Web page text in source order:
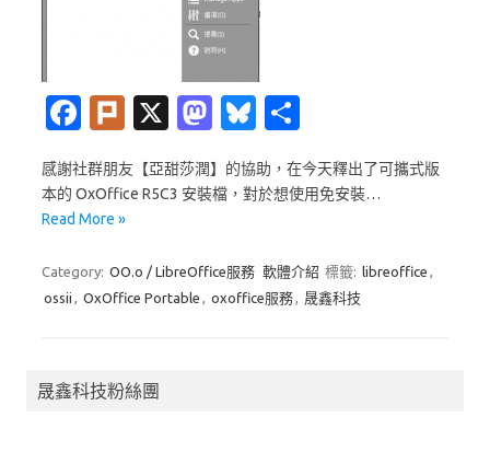
Fa
e
b
o
Pl
k
X
M
t
o
Bl
es
感謝社群朋友【亞甜莎潤】的協助，在今天釋出了可攜式版
本的 OxOffice R5C3 安裝檔，對於想使用免安裝…
Read More »
Category: OO.o / LibreOffice服務 軟體介紹 標籤: libreoffice ,
ossii , OxOffice Portable , oxoffice服務, 晟鑫科技
晟鑫科技粉絲團